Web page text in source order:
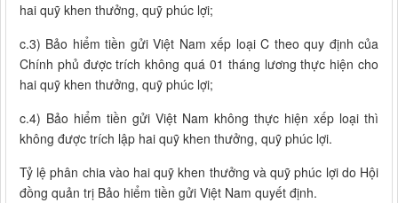
hai quỹ khen thưởng, quỹ phúc lợi;
c.3) Bảo hiểm tiền gửi Việt Nam xếp loại C theo quy định của
Chính phủ được trích không quá 01 tháng lương thực hiện cho
hai quỹ khen thưởng, quỹ phúc lợi;
c.4) Bảo hiểm tiền gửi Việt Nam không thực hiện xếp loại thì
không được trích lập hai quỹ khen thưởng, quỹ phúc lợi.
Tỷ lệ phân chia vào hai quỹ khen thưởng và quỹ phúc lợi do Hội
đồng quản trị Bảo hiểm tiền gửi Việt Nam quyết định.